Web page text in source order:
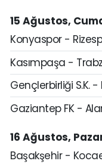
15 Ağustos,
Konyaspor -
Kasımpaşa -
Gençlerbirliği S.K.
Gaziantep FK -
16 Ağustos,
Başakşehir -